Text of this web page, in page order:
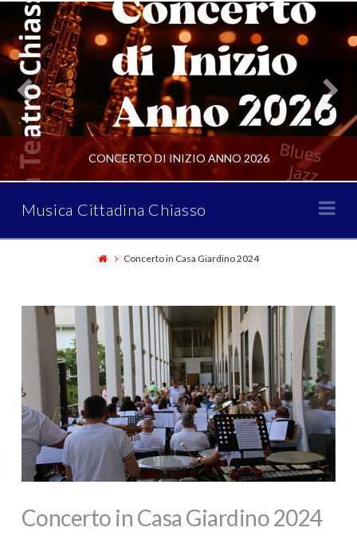
CONCERTO DI INIZIO ANNO 2026
CONCERTI CSO
Musica
Cittadina
Chiasso
Musica Cittadina Chiasso
Concerto in Casa Giardino 2024
Concerto in Casa Giardino 2024